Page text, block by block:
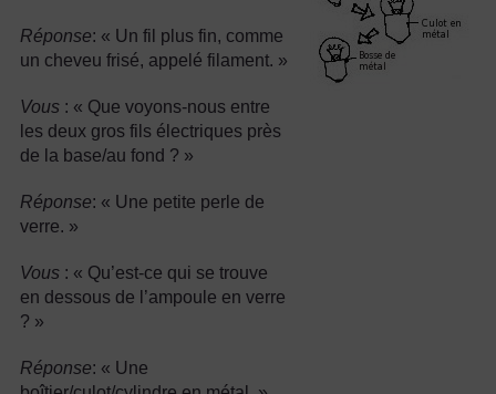
Réponse: « Un fil plus fin, comme
un cheveu frisé, appelé filament. »
Vous : « Que voyons-nous entre
les deux gros fils électriques près
de la base/au fond ? »
Réponse: « Une petite perle de
verre. »
Vous : « Qu’est-ce qui se trouve
en dessous de l’ampoule en verre
? »
Réponse: « Une